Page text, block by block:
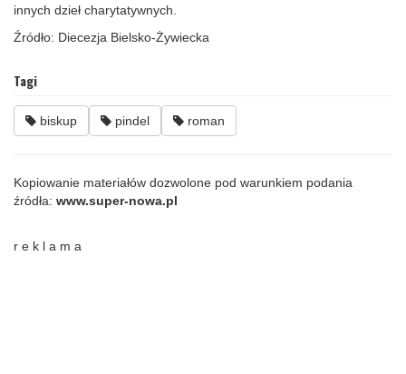
innych dzieł charytatywnych.
Źródło: Diecezja Bielsko-Żywiecka
Tagi
biskup pindel roman
Kopiowanie materiałów dozwolone pod warunkiem podania
źródła: www.super-nowa.pl
r e k l a m a